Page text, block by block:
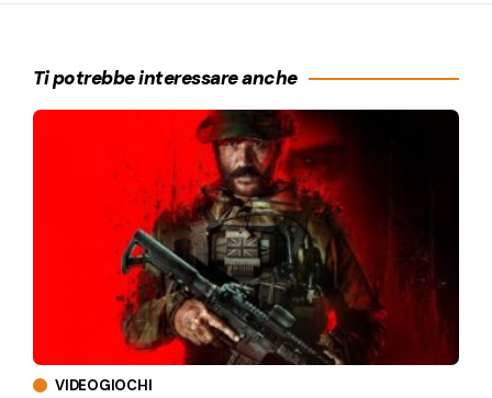
Ti potrebbe interessare anche
VIDEOGIOCHI